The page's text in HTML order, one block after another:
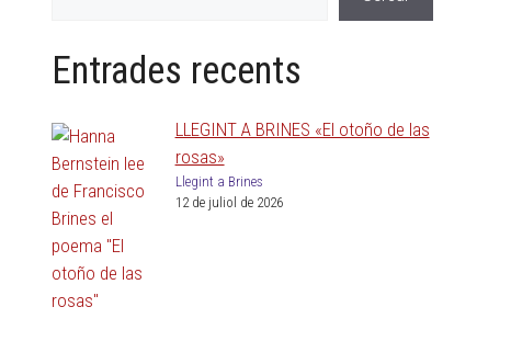
Entrades recents
LLEGINT A BRINES «El otoño de las
rosas»
Llegint a Brines
12 de juliol de 2026